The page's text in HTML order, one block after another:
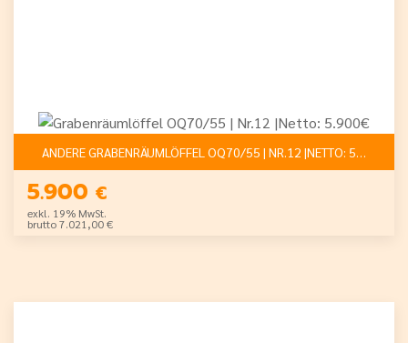
ANDERE GRABENRÄUMLÖFFEL OQ70/55 | NR.12 |NETTO: 5.900€
5.900 €
exkl. 19% MwSt.
brutto 7.021,00 €